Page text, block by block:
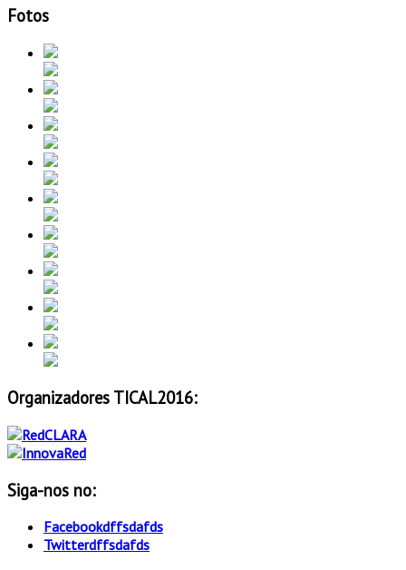
Fotos
Organizadores TICAL2016:
Siga-nos no:
Facebookdffsdafds
Twitterdffsdafds